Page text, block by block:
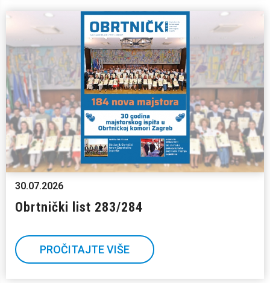
30.07.2026
Obrtnički list 283/284
PROČITAJTE VIŠE